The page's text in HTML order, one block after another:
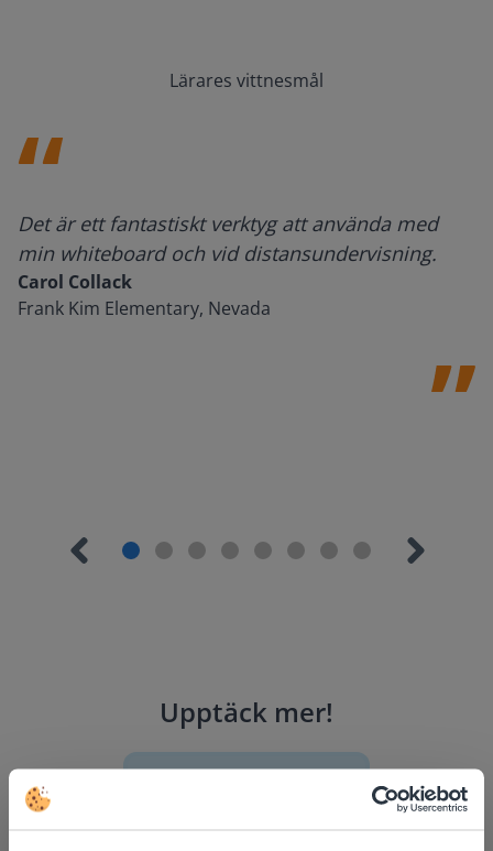
Lärares vittnesmål
Det är ett fantastiskt verktyg att använda med
min whiteboard och vid distansundervisning.
Carol Collack
Frank Kim Elementary, Nevada
Upptäck mer!